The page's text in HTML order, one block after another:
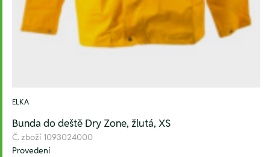
ELKA
Bunda do deště Dry Zone, žlutá, XS
Č. zboží 1093024000
Provedení